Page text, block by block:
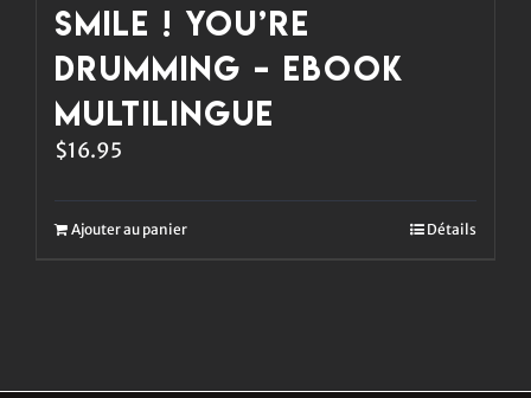
Smile ! You’re
Drumming – eBook
multilingue
$16.95
Ajouter au panier Détails